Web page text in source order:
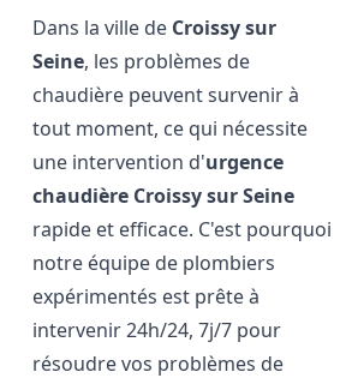
Dans la ville de Croissy sur
Seine, les problèmes de
chaudière peuvent survenir à
tout moment, ce qui nécessite
une intervention d'urgence
chaudière Croissy sur Seine
rapide et efficace. C'est pourquoi
notre équipe de plombiers
expérimentés est prête à
intervenir 24h/24, 7j/7 pour
résoudre vos problèmes de